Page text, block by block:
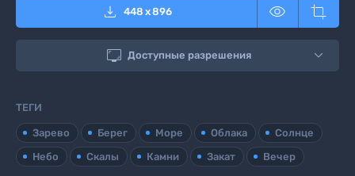
 448 x896  
 Доступные разрешения
ТЕГИ
Зарево Берег Море Облака
Солнце
Небо
Скалы Камни Закат Вечер